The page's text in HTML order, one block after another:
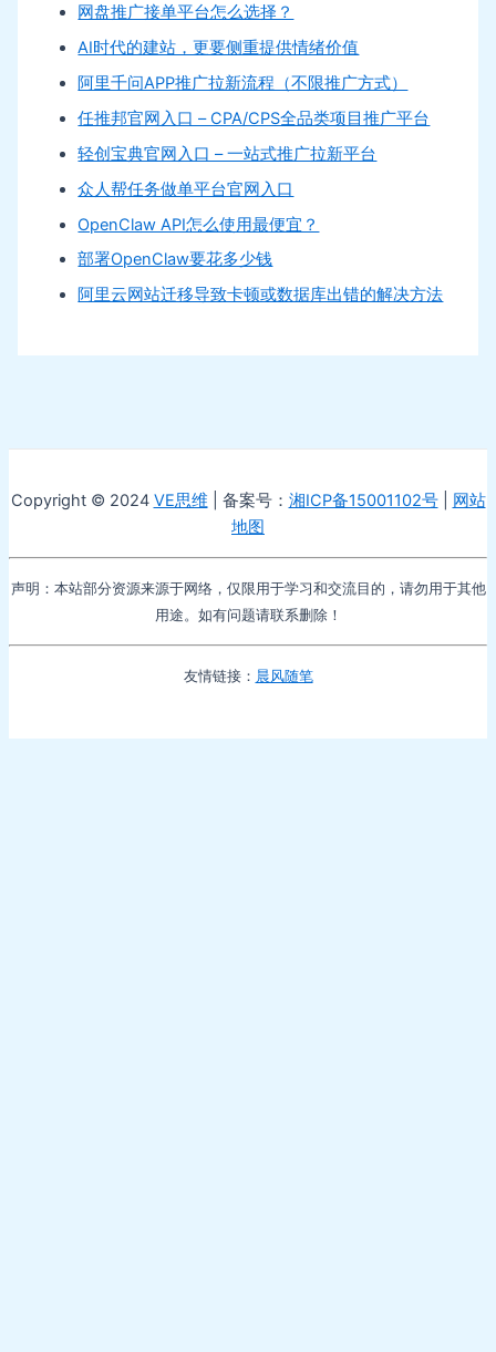
网盘推广接单平台怎么选择？
AI时代的建站，更要侧重提供情绪价值
阿里千问APP推广拉新流程（不限推广方式）
任推邦官网入口 – CPA/CPS全品类项目推广平台
轻创宝典官网入口 – 一站式推广拉新平台
众人帮任务做单平台官网入口
OpenClaw API怎么使用最便宜？
部署OpenClaw要花多少钱
阿里云网站迁移导致卡顿或数据库出错的解决方法
Copyright © 2024 VE思维 | 备案号： 湘ICP备15001102号| 网站
地图
声明：本站部分资源来源于网络，仅限用于学习和交流目的，请勿用于其他
用途。如有问题请联系删除！
友情链接： 晨风随笔